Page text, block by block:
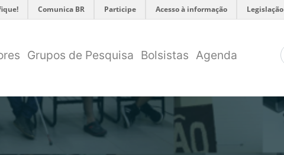
Comunica BR Participe Acesso à informação Legislação
Grupos de Pesquisa Bolsistas Agenda